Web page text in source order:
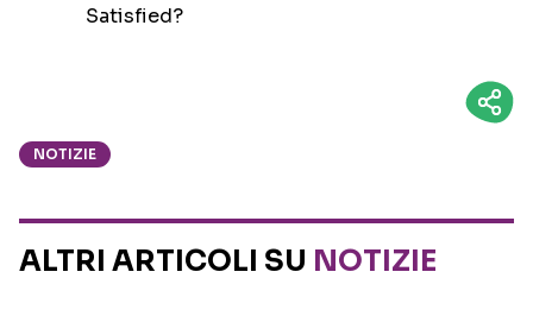
Satisfied?
NOTIZIE
ALTRI ARTICOLI SU NOTIZIE